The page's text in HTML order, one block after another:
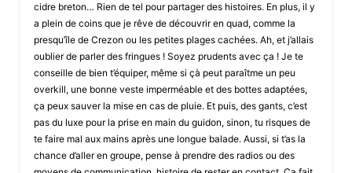
cidre breton… Rien de tel pour partager des histoires. En plus, il y
a plein de coins que je rêve de découvrir en quad, comme la
presqu’île de Crezon ou les petites plages cachées. Ah, et j’allais
oublier de parler des fringues ! Soyez prudents avec ça ! Je te
conseille de bien t’équiper, même si çà peut paraîtme un peu
overkill, une bonne veste imperméable et des bottes adaptées,
ça peux sauver la mise en cas de pluie. Et puis, des gants, c’est
pas du luxe pour la prise en main du guidon, sinon, tu risques de
te faire mal aux mains après une longue balade. Aussi, si t’as la
chance d’aller en groupe, pense à prendre des radios ou des